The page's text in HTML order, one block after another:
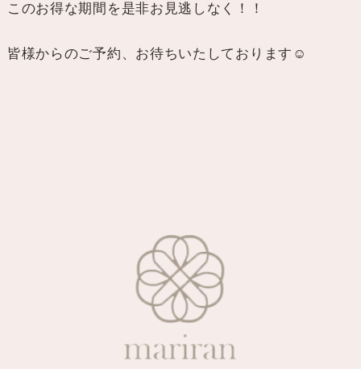
このお得な期間を是非お見逃しなく！！
皆様からのご予約、お待ちいたしております☺️